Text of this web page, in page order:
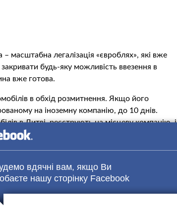
вдячні вам, якщо Ви
нашу сторінку Facebook
масштабна легалізація «євроблях», які вже
закривати будь-яку можливість ввезення в
вже готова.
в обхід розмитнення. Якщо його
на іноземну компанію, до 10 днів.
в Литві, реєструють на місцеву компанію, і
машиною.
підтверджувати це документами. А
в користування комусь іншому, або зовсім
грн.
і фіскальна служба отримають доступ
зупиняти водіїв на єврономерах і